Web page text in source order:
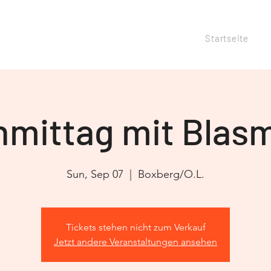
Startseite
mit
Sun, Sep 07 Boxberg/O.L.
Tickets stehen nicht zum Verkauf
Jetzt andere Veranstaltungen ansehen